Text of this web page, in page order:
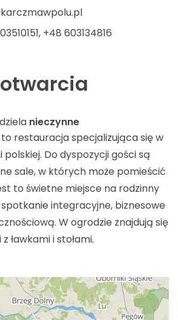
+48 603134816
nieczynne
to restauracja specjalizująca się w
Do dyspozycji gości są
sale, w których może pomieścić
to świetne miejsce na rodzinny
integracyjne, biznesowe
W ogrodzie znajdują się
ławkami i stołami.